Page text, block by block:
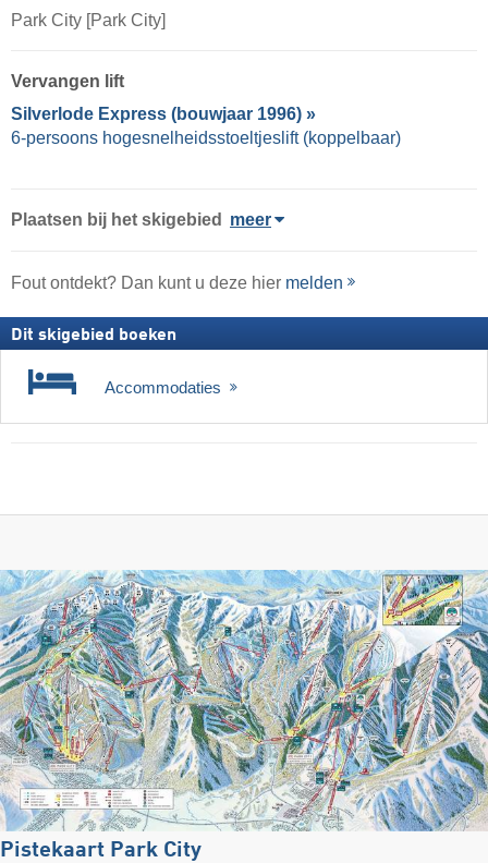
Park City [Park City]
Vervangen lift
Silverlode Express (bouwjaar 1996) »
6-persoons hogesnelheidsstoeltjeslift (koppelbaar)
Plaatsen bij het skigebied meer
Fout ontdekt? Dan kunt u deze hier melden
Dit skigebied boeken
Accommodaties
Pistekaart Park City